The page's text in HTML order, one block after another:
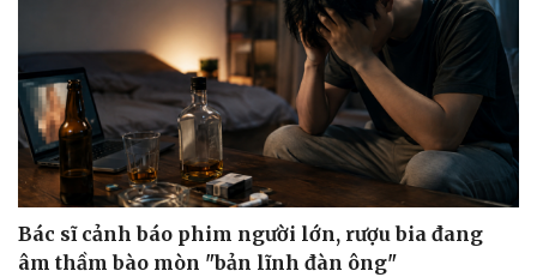
Bác sĩ cảnh báo phim người lớn, rượu bia đang
âm thầm bào mòn "bản lĩnh đàn ông"